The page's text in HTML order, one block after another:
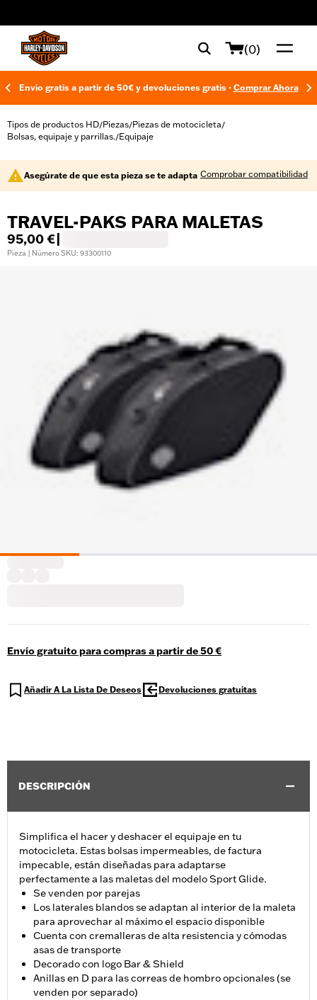
(0)
Envío gratis a partir de 50€ y devoluciones gratis - Comprar Ahora
Tipos de productos HD/Piezas/Piezas de motocicleta/
Bolsas, equipaje y parrillas./Equipaje
Asegúrate de que esta pieza se te adapta Comprobar compatibilidad
TRAVEL-PAKS PARA MALETAS
95,00 €
Pieza | Número SKU: 93300110
Envío gratuito para compras a partir de 50 €
Añadir A La Lista De Deseos Devoluciones gratuitas
DESCRIPCIÓN
Simplifica el hacer y deshacer el equipaje en tu
motocicleta. Estas bolsas impermeables, de factura
impecable, están diseñadas para adaptarse
perfectamente a las maletas del modelo Sport Glide.
Se venden por parejas
Los laterales blandos se adaptan al interior de la maleta
para aprovechar al máximo el espacio disponible
Cuenta con cremalleras de alta resistencia y cómodas
asas de transporte
Decorado con logo Bar & Shield
Anillas en D para las correas de hombro opcionales (se
venden por separado)